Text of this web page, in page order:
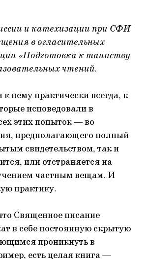
и катехизации при СФИ
в огласительных
«Подготовка к таинству
чтений.
нему практически всегда, к
исповедовали в
этих попыток — во
предполагающего полный
свидетельством, так и
или отстраняется на
частным вещам. И
практику.
Священное писание
в себе постоянную скрытую
проникнуть в
есть целая книга —